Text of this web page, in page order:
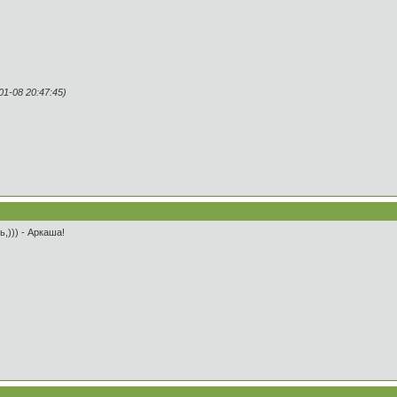
08 20:47:45)
- Аркаша!